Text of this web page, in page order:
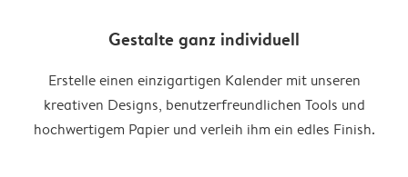
Gestalte ganz individuell
Erstelle einen einzigartigen Kalender mit unseren
kreativen Designs, benutzerfreundlichen Tools und
hochwertigem Papier und verleih ihm ein edles Finish.